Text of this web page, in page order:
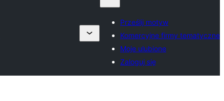
Prześlij motyw
Komercyjne firmy tematyczne
Moje ulubione
Zaloguj się